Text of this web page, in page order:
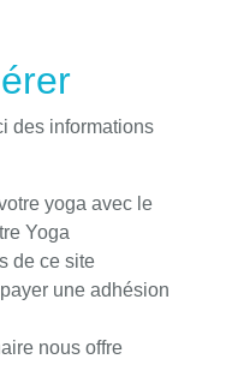
des informations
yoga avec le
Yoga
de ce site
une adhésion
nous offre